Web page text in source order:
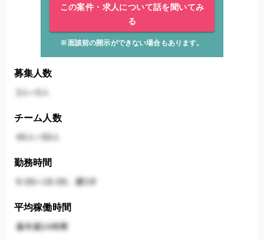
この案件・求人について話を聞いてみ
る
※面談前の開示ができない場合もあります。
募集人数
チーム人数
勤務時間
平均稼働時間